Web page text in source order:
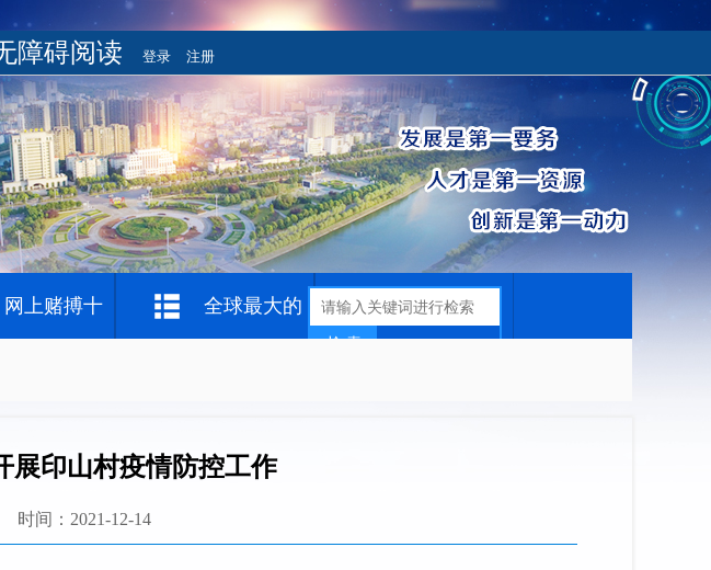
障碍阅读 登录 注册
网上赌搏十 全球最大的
展印山村疫情防控工作
时间：2021-12-14